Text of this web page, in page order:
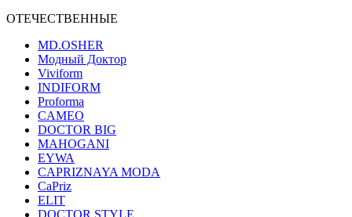
ОТЕЧЕСТВЕННЫЕ
MD.OSHER
Модный Доктор
Viviform
INDIFORM
Proforma
CAMEO
DOCTOR BIG
MAHOGANI
EYWA
CAPRIZNAYA MODA
CaPriz
ELIT
DOCTOR STYLE